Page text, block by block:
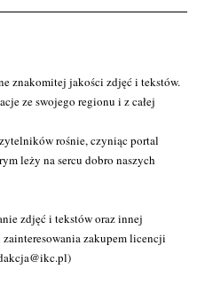
znakomitej jakości zdjęć i tekstów.
ze swojego regionu i z całej
rośnie, czyniąc portal
leży na sercu dobro naszych
zdjęć i tekstów oraz innej
zakupem licencji